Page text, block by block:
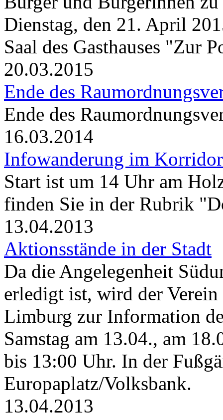
Dienstag, den 21. April
Saal des Gasthauses "Zur
20.03.2015
Ende des
Ende des
16.03.2014
Infowanderung im
Start ist um 14 Uhr am
finden Sie in der Rubrik
13.04.2013
Aktionsstände in der Stadt
Da die Angelegenheit
erledigt ist, wird der
Limburg zur Information
Samstag am 13.04., am
bis 13:00 Uhr. In der
Europaplatz/Volksbank.
13.04.2013